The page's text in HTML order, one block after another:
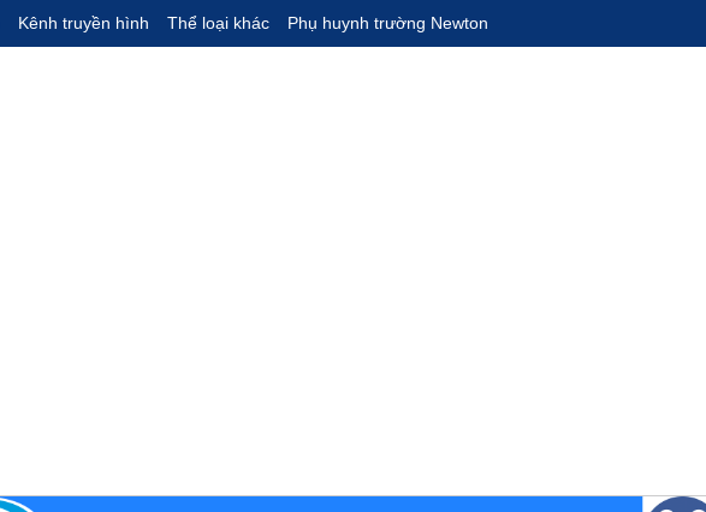
Kênh truyền hình Thể loại khác Phụ huynh trường Newton